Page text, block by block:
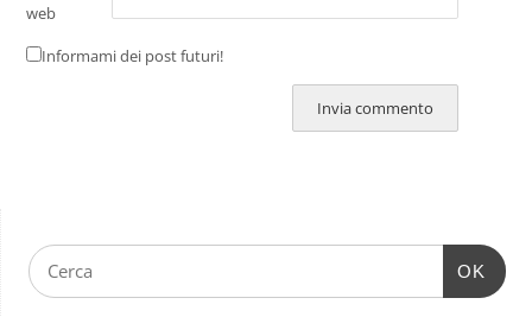
web
Informami dei post futuri!
OK